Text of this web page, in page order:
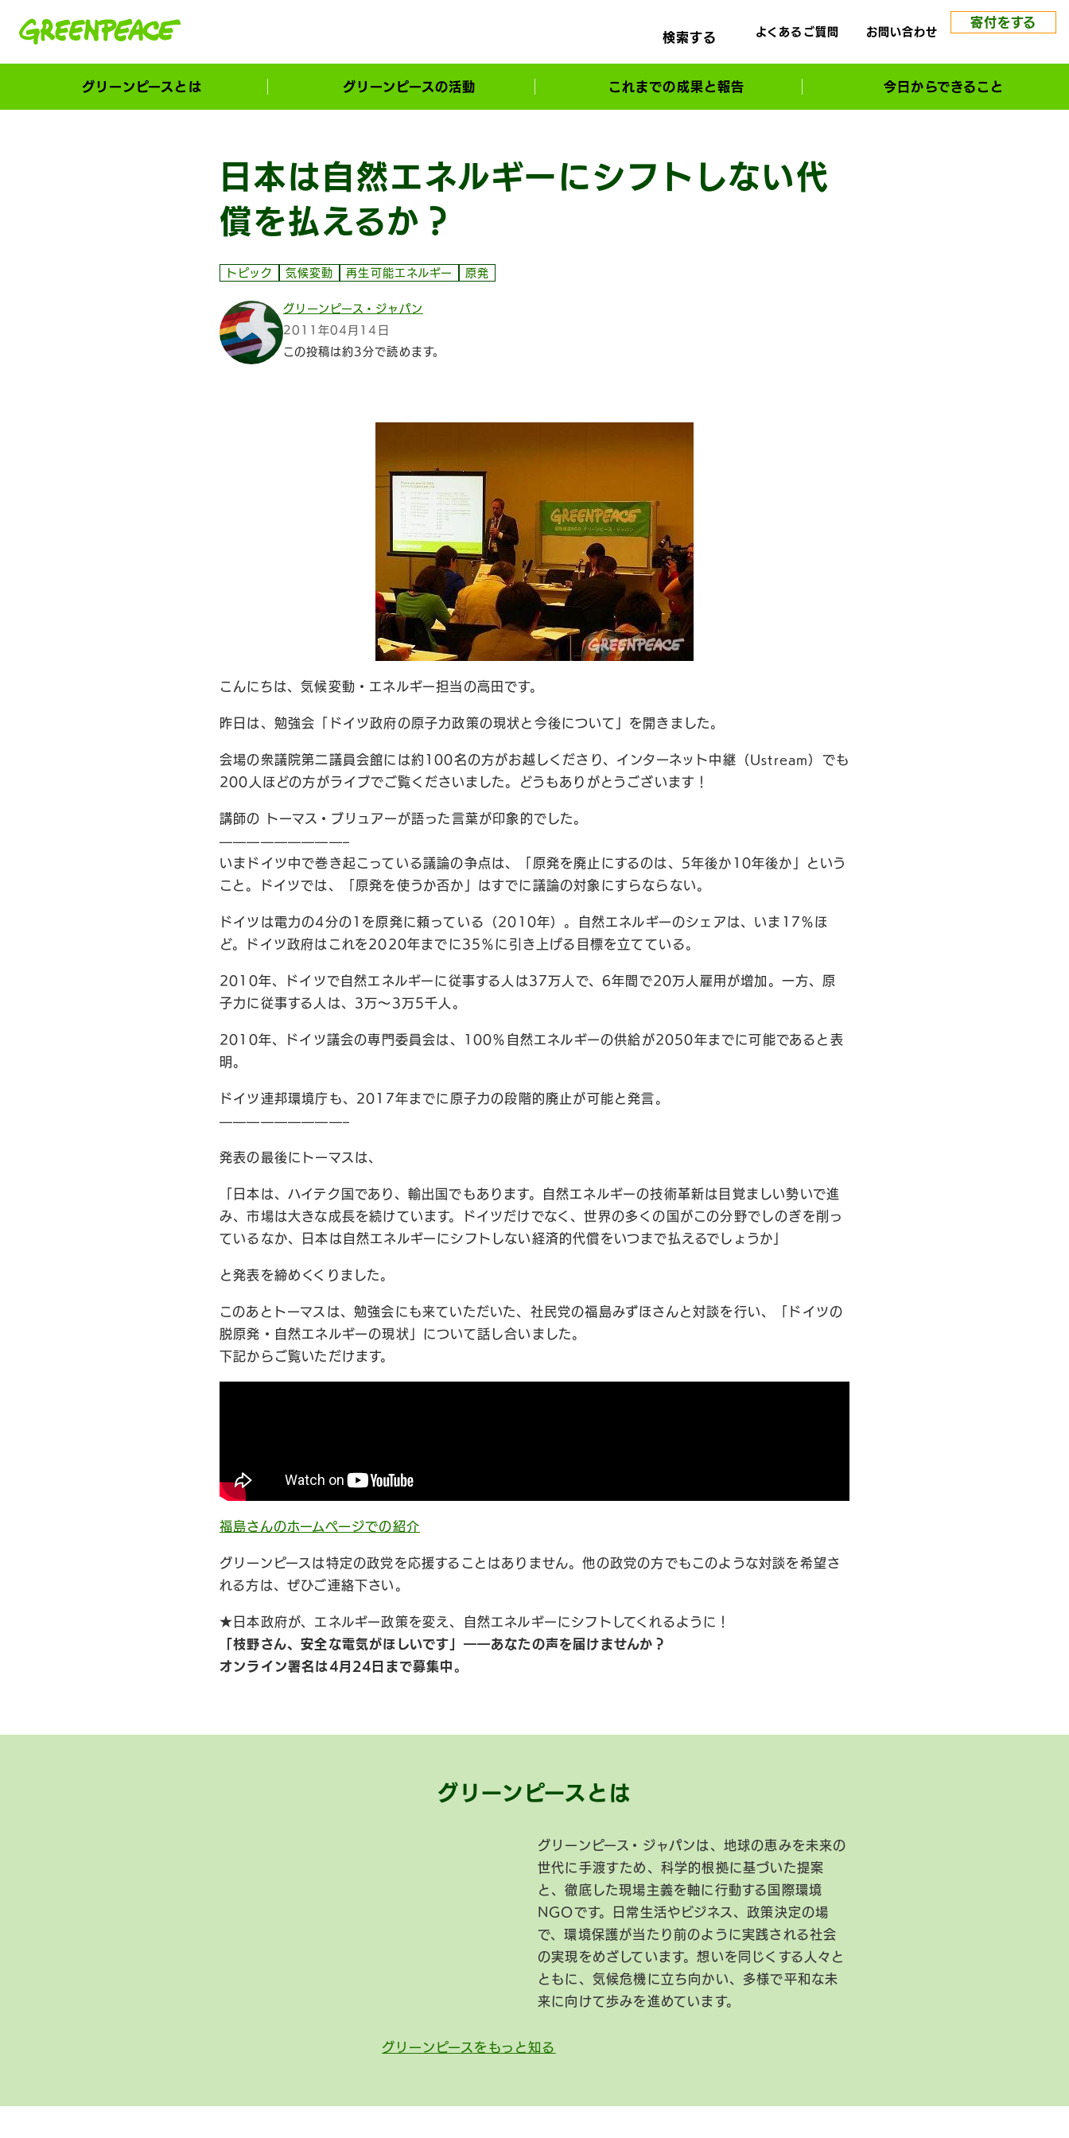
検索する よくあるご質問 お問い合わせ
寄付をする
グリーンピースとは グリーンピースの活動 これまでの成果と報告 今日からできること
日本は自然エネルギーにシフトしない代
償を払えるか？
トピック 気候変動 再生可能エネルギー 原発
グリーンピース・ジャパン
2011年04月14日
この投稿は約3分で読めます。
こんにちは、気候変動・エネルギー担当の高田です。
昨日は、勉強会「ドイツ政府の原子力政策の現状と今後について」を開きました。
会場の衆議院第二議員会館には約100名の方がお越しくださり、インターネット中継（Ustream）でも
200人ほどの方がライブでご覧くださいました。どうもありがとうございます！
講師の トーマス・ブリュアーが語った言葉が印象的でした。
—————————–
いまドイツ中で巻き起こっている議論の争点は、「原発を廃止にするのは、5年後か10年後か」という
こと。ドイツでは、「原発を使うか否か」はすでに議論の対象にすらならない。
ドイツは電力の4分の1を原発に頼っている（2010年）。自然エネルギーのシェアは、いま17％ほ
ど。ドイツ政府はこれを2020年までに35％に引き上げる目標を立てている。
2010年、ドイツで自然エネルギーに従事する人は37万人で、6年間で20万人雇用が増加。一方、原
子力に従事する人は、3万～3万5千人。
2010年、ドイツ議会の専門委員会は、100％自然エネルギーの供給が2050年までに可能であると表
明。
ドイツ連邦環境庁も、2017年までに原子力の段階的廃止が可能と発言。
—————————–
発表の最後にトーマスは、
「日本は、ハイテク国であり、輸出国でもあります。自然エネルギーの技術革新は目覚ましい勢いで進
み、市場は大きな成長を続けています。ドイツだけでなく、世界の多くの国がこの分野でしのぎを削っ
ているなか、日本は自然エネルギーにシフトしない経済的代償をいつまで払えるでしょうか」
と発表を締めくくりました。
このあとトーマスは、勉強会にも来ていただいた、社民党の福島みずほさんと対談を行い、「ドイツの
脱原発・自然エネルギーの現状」について話し合いました。
下記からご覧いただけます。
福島さんのホームページでの紹介
グリーンピースは特定の政党を応援することはありません。他の政党の方でもこのような対談を希望さ
れる方は、ぜひご連絡下さい。
★日本政府が、エネルギー政策を変え、自然エネルギーにシフトしてくれるように！
「枝野さん、安全な電気がほしいです」――あなたの声を届けませんか？
オンライン署名は4月24日まで募集中。
グリーンピースとは
グリーンピース・ジャパンは、地球の恵みを未来の
世代に手渡すため、科学的根拠に基づいた提案
と、徹底した現場主義を軸に行動する国際環境
NGOです。日常生活やビジネス、政策決定の場
で、環境保護が当たり前のように実践される社会
の実現をめざしています。想いを同じくする人々と
ともに、気候危機に立ち向かい、多様で平和な未
来に向けて歩みを進めています。
グリーンピースをもっと知る